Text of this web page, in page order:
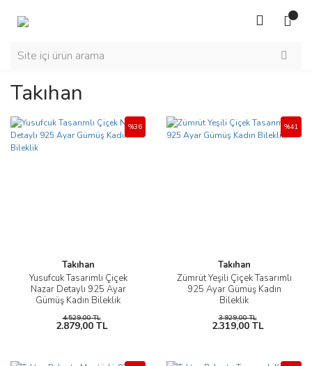
Takıhan
Takıhan
Yusufcuk Tasarımlı Çiçek
Nazar Detaylı 925 Ayar
Gümüş Kadın Bileklik
%36
4.529,00 TL
2.879,00 TL
Takıhan
Zümrüt Yeşili Çiçek Tasarımlı
925 Ayar Gümüş Kadın
Bileklik
%41
3.929,00 TL
2.319,00 TL